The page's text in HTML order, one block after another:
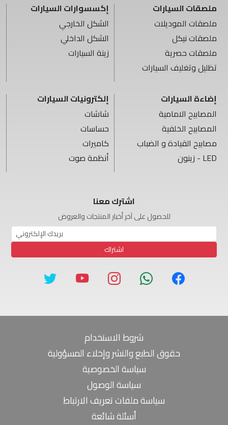
ملصقات السيارات
ملصقات الموديلات
ملصقات نيكل
ملصقات حصرية
تظليل وتغليف السيارات
إكسسوارات السيارات
الشكل الخارجي
الشكل الداخلي
زينة السيارات
إضاءة السيارات
المصابيح الامامية
المصابيح الخلفية
مصابيح القيادة و الضباب
LED - زينون
إلكترونيات السيارات
شاشات
حساسات
كاميرات
أنظمة صوت
اشترك معنا
للحصول على آخر أخبار المنتجات والعروض
اشتراك
شروط الاستخدام
حقوق الطبع والنشر وإخلاء المسؤولية
سياسة الخصوصية
سياسة الوصول
سياسة ملفات تعريف الارتباط
أسئلة شائعة